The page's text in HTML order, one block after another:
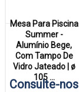
Mesa Para Piscina
Summer -
Alumínio Bege,
Com Tampo De
Vidro Jateado | ø
105 ...
Consulte-nos